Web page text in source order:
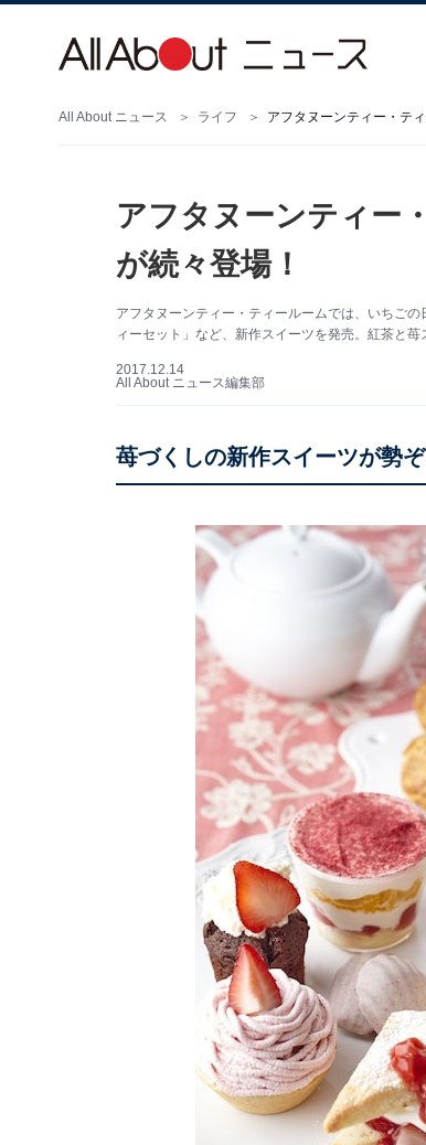
All About ニュース ライフ アフタヌーンティー・テ
アフタヌーンティー
が続々登場！
アフタヌーンティー・ティールームでは、いちご
ィーセット」など、新作スイーツを発売。紅茶と
2017.12.14
All About ニュース編集部
苺づくしの新作スイーツが勢